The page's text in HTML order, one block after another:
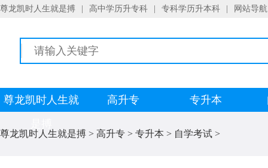
尊龙凯时人生就是搏 高中学历升专科 专科学历升本科 网站导航
尊龙凯时人生就
高升专 专升本
尊龙凯时人生就是搏 > 高升专 > 专升本 > 自学考试 >